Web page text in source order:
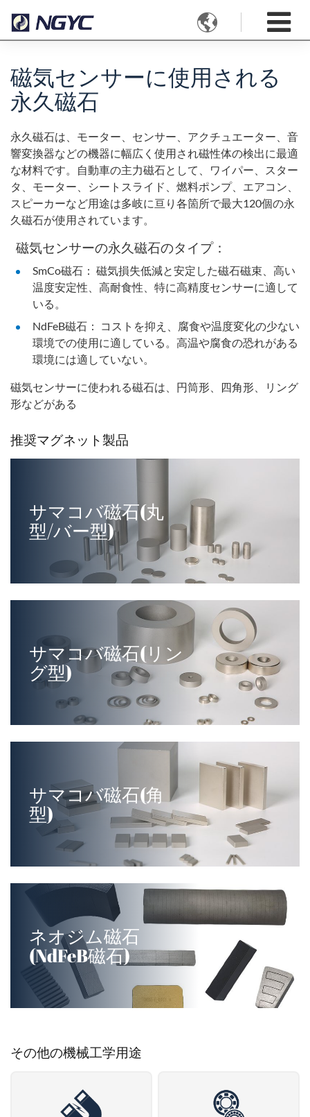

磁気センサーに使用される
永久磁石
永久磁石は、モーター、センサー、アクチュエーター、音
響変換器などの機器に幅広く使用され磁性体の検出に最適
な材料です。自動車の主力磁石として、ワイパー、スター
タ、モーター、シートスライド、燃料ポンプ、エアコン、
スピーカーなど用途は多岐に亘り各箇所で最大120個の永
久磁石が使用されています。
磁気センサーの永久磁石のタイプ：
SmCo磁石： 磁気損失低減と安定した磁石磁束、高い
温度安定性、高耐食性、特に高精度センサーに適して
いる。
NdFeB磁石： コストを抑え、腐食や温度変化の少ない
環境での使用に適している。高温や腐食の恐れがある
環境には適していない。
磁気センサーに使われる磁石は、円筒形、四角形、リング
形などがある
推奨マグネット製品
サマコバ磁石(丸
型/バー型)
サマコバ磁石(リン
グ型)
サマコバ磁石(角
型)
ネオジム磁石
(NdFeB磁石)
その他の機械工学用途